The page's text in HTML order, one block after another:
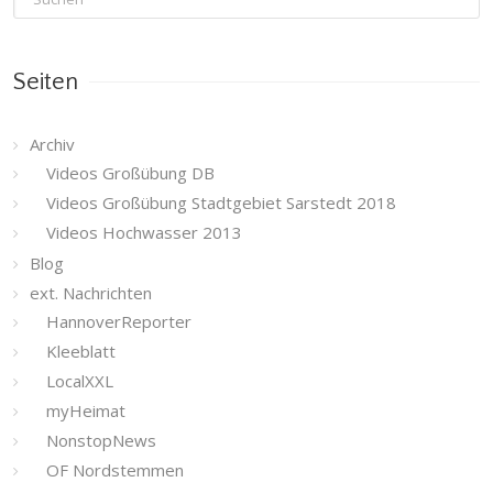
Seiten
Archiv
Videos Großübung DB
Videos Großübung Stadtgebiet Sarstedt 2018
Videos Hochwasser 2013
Blog
ext. Nachrichten
HannoverReporter
Kleeblatt
LocalXXL
myHeimat
NonstopNews
OF Nordstemmen